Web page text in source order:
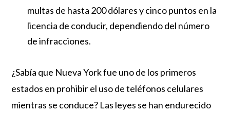
multas de hasta 200 dólares y cinco puntos en la
licencia de conducir, dependiendo del número
de infracciones.
¿Sabía que Nueva York fue uno de los primeros
estados en prohibir el uso de teléfonos celulares
mientras se conduce? Las leyes se han endurecido